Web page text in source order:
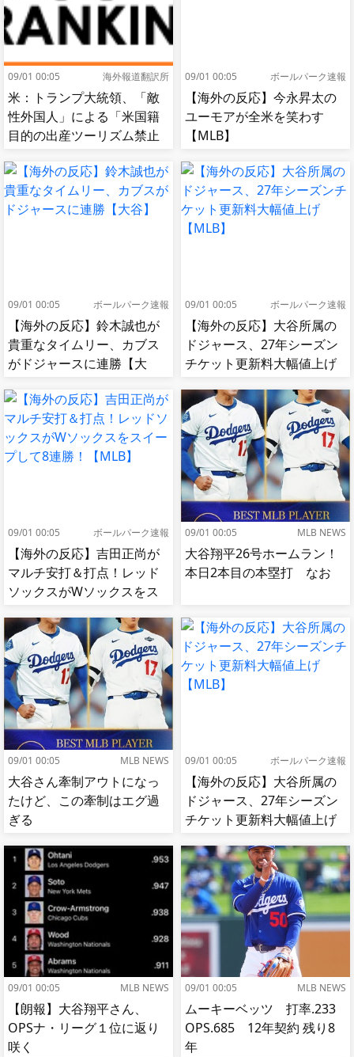
09/01 00:05 海外報道翻訳所
米：トランプ大統領、「敵
性外国人」による「米国籍
目的の出産ツーリズム禁止
へ[海外の反応]
09/01 00:05 ボールパーク速報
【海外の反応】今永昇太の
ユーモアが全米を笑わす
【MLB】
09/01 00:05 ボールパーク速報
【海外の反応】鈴木誠也が
貴重なタイムリー、カブス
がドジャースに連勝【大
09/01 00:05 ボールパーク速報
【海外の反応】大谷所属の
ドジャース、27年シーズン
チケット更新料大幅値上げ
09/01 00:05 ボールパーク速報
【海外の反応】吉田正尚が
マルチ安打＆打点！レッド
ソックスがWソックスをス
09/01 00:05 MLB NEWS
大谷翔平26号ホームラン！
本日2本目の本塁打 なお
09/01 00:05 MLB NEWS
大谷さん牽制アウトになっ
たけど、この牽制はエグ過
ぎる
09/01 00:05 ボールパーク速報
【海外の反応】大谷所属の
ドジャース、27年シーズン
チケット更新料大幅値上げ
09/01 00:05 MLB NEWS
【朗報】大谷翔平さん、
OPSナ・リーグ１位に返り
咲く
09/01 00:05 MLB NEWS
ムーキーベッツ 打率.233
OPS.685 12年契約 残り8
年